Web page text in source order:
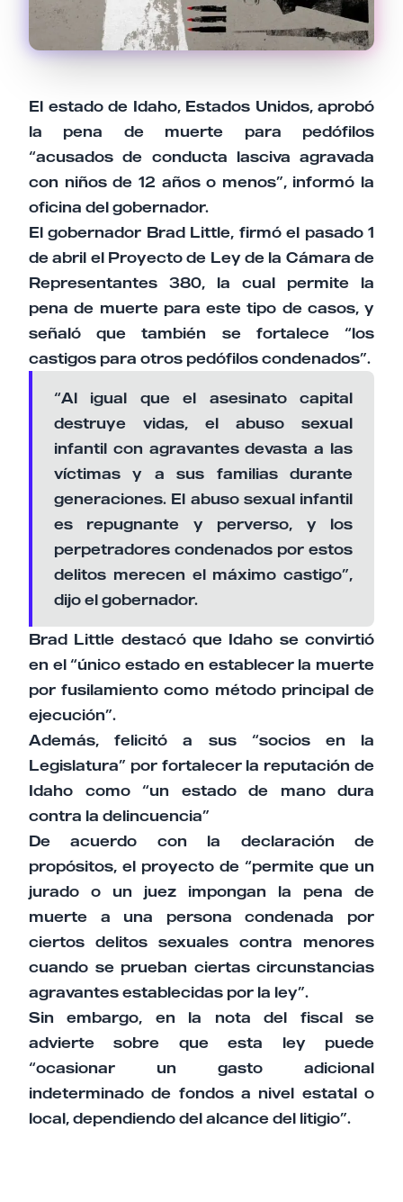
El estado de Idaho, Estados Unidos, aprobó
la pena de muerte para pedófilos
“acusados de conducta lasciva agravada
con niños de 12 años o menos”, informó la
oficina del gobernador.
El gobernador Brad Little, firmó el pasado 1
de abril el Proyecto de Ley de la Cámara de
Representantes 380, la cual permite la
pena de muerte para este tipo de casos, y
señaló que también se fortalece “los
castigos para otros pedófilos condenados”.
“Al igual que el asesinato capital
destruye vidas, el abuso sexual
infantil con agravantes devasta a las
víctimas y a sus familias durante
generaciones. El abuso sexual infantil
es repugnante y perverso, y los
perpetradores condenados por estos
delitos merecen el máximo castigo”,
dijo el gobernador.
Brad Little destacó que Idaho se convirtió
en el “único estado en establecer la muerte
por fusilamiento como método principal de
ejecución”.
Además, felicitó a sus “socios en la
Legislatura” por fortalecer la reputación de
Idaho como “un estado de mano dura
contra la delincuencia”
De acuerdo con la declaración de
propósitos, el proyecto de “permite que un
jurado o un juez impongan la pena de
muerte a una persona condenada por
ciertos delitos sexuales contra menores
cuando se prueban ciertas circunstancias
agravantes establecidas por la ley”.
Sin embargo, en la nota del fiscal se
advierte sobre que esta ley puede
“ocasionar un gasto adicional
indeterminado de fondos a nivel estatal o
local, dependiendo del alcance del litigio”.
Cancelar Enviar comentario